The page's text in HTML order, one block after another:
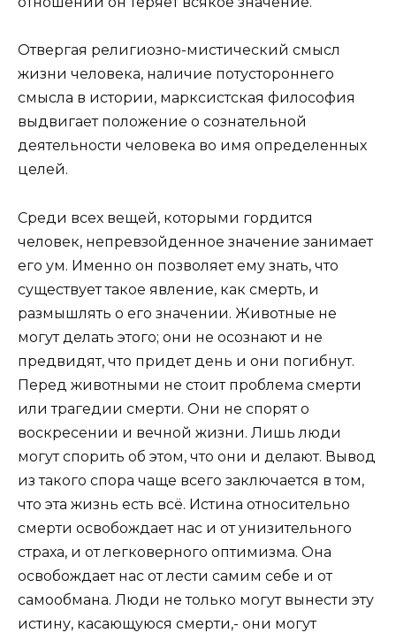
Отвергая религиозно-мистический смысл
жизни человека, наличие потустороннего
смысла в истории, марксистская философия
выдвигает положение о сознательной
деятельности человека во имя определенных
целей.
Среди всех вещей, которыми гордится
человек, непревзойденное значение занимает
его ум. Именно он позволяет ему знать, что
существует такое явление, как смерть, и
размышлять о его значении. Животные не
могут делать этого; они не осознают и не
предвидят, что придет день и они погибнут.
Перед животными не стоит проблема смерти
или трагедии смерти. Они не спорят о
воскресении и вечной жизни. Лишь люди
могут спорить об этом, что они и делают. Вывод
из такого спора чаще всего заключается в том,
что эта жизнь есть всё. Истина относительно
смерти освобождает нас и от унизительного
страха, и от легковерного оптимизма. Она
освобождает нас от лести самим себе и от
самообмана. Люди не только могут вынести эту
истину, касающуюся смерти,- они могут